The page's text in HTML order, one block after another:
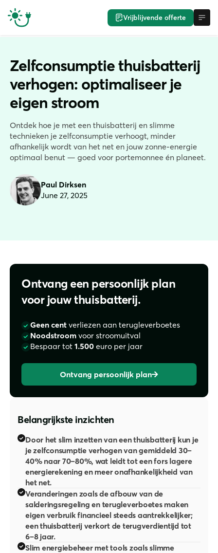
Vrijblijvende offerte
Zelfconsumptie thuisbatterij
verhogen: optimaliseer je
eigen stroom
Ontdek hoe je met een thuisbatterij en slimme
technieken je zelfconsumptie verhoogt, minder
afhankelijk wordt van het net en jouw zonne-energie
optimaal benut — goed voor portemonnee én planeet.
Paul Dirksen
June 27, 2025
Ontvang een persoonlijk plan
voor jouw thuisbatterij.
Geen cent verliezen aan terugleverboetes
Noodstroom voor stroomuitval
Bespaar tot 1.500 euro per jaar
Ontvang persoonlijk plan
Belangrijkste inzichten
Door het slim inzetten van een thuisbatterij kun je
je zelfconsumptie verhogen van gemiddeld 30–
40% naar 70–80%, wat leidt tot een fors lagere
energierekening en meer onafhankelijkheid van
het net.
Veranderingen zoals de afbouw van de
salderingsregeling en terugleverboetes maken
eigen verbruik financieel steeds aantrekkelijker;
een thuisbatterij verkort de terugverdientijd tot
6–8 jaar.
Slim energiebeheer met tools zoals slimme